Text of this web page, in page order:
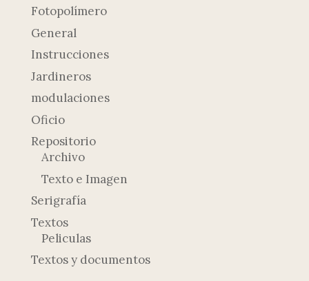
Fotopolímero
General
Instrucciones
Jardineros
modulaciones
Oficio
Repositorio
Archivo
Texto e Imagen
Serigrafía
Textos
Peliculas
Textos y documentos